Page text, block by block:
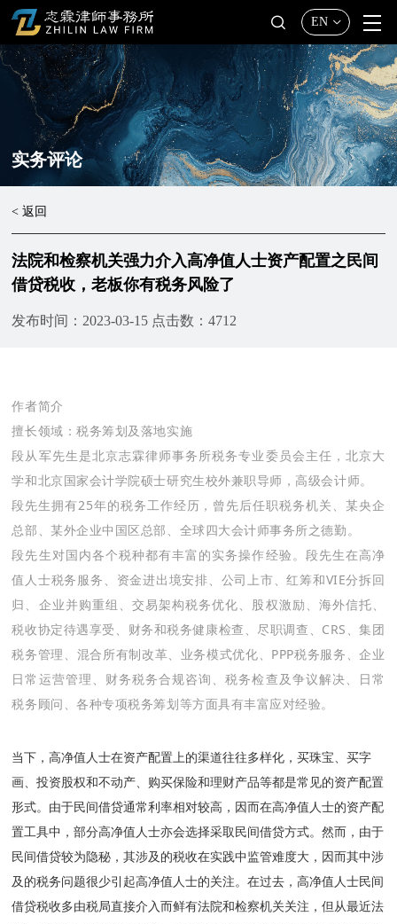
EN
实务评论
< 返回
法院和检察机关强力介入高净值人士资产配置之民间
借贷税收，老板你有税务风险了
发布时间：2023-03-15 点击数：4712
作者简介
擅长领域：税务筹划及落地实施
段从军先生是北京志霖律师事务所税务专业委员会主任，北京大
学和北京国家会计学院硕士研究生校外兼职导师，高级会计师。
段先生拥有25年的税务工作经历，曾先后任职税务机关、某央企
总部、某外企业中国区总部、全球四大会计师事务所之德勤。
段先生对国内各个税种都有丰富的实务操作经验。段先生在高净
值人士税务服务、资金进出境安排、公司上市、红筹和VIE分拆回
归、企业并购重组、交易架构税务优化、股权激励、海外信托、
税收协定待遇享受、财务和税务健康检查、尽职调查、CRS、集团
税务管理、混合所有制改革、业务模式优化、PPP税务服务、企业
日常运营管理、财务税务合规咨询、税务检查及争议解决、日常
税务顾问、各种专项税务筹划等方面具有丰富应对经验。
当下，高净值人士在资产配置上的渠道往往多样化，买珠宝、买字
画、投资股权和不动产、购买保险和理财产品等都是常见的资产配置
形式。由于民间借贷通常利率相对较高，因而在高净值人士的资产配
置工具中，部分高净值人士亦会选择采取民间借贷方式。然而，由于
民间借贷较为隐秘，其涉及的税收在实践中监管难度大，因而其中涉
及的税务问题很少引起高净值人士的关注。在过去，高净值人士民间
借贷税收多由税局直接介入而鲜有法院和检察机关关注，但从最近法